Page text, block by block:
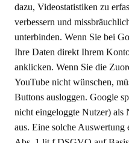
dazu, Videostatistiken zu
verbessern und
unterbinden. Wenn Sie bei
Ihre Daten direkt Ihrem
anklicken. Wenn Sie die
YouTube nicht wünschen,
Buttons ausloggen. Google
nicht eingeloggte Nutzer) als
aus. Eine solche Auswertung